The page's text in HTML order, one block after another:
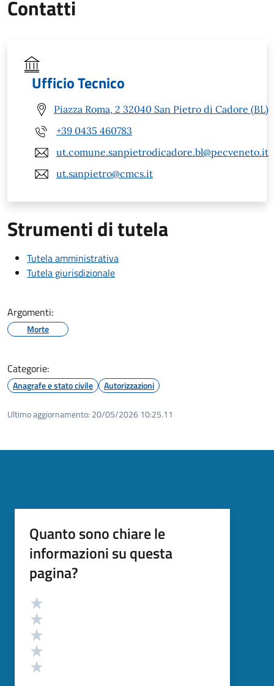
Contatti
Ufficio Tecnico
Piazza Roma, 2 32040 San Pietro di Cadore (BL)
+39 0435 460783
ut.comune.sanpietrodicadore.bl@pecveneto.it
ut.sanpietro@cmcs.it
Strumenti di tutela
Tutela amministrativa
Tutela giurisdizionale
Argomenti:
Morte
Categorie:
Anagrafe e stato civile Autorizzazioni
Ultimo aggiornamento: 20/05/2026 10:25.11
Quanto sono chiare le
informazioni su questa
pagina?
Valutazione